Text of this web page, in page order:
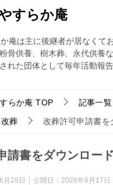
すらか庵
庵は主に後継者が居なくて
骨供養、樹木葬、永代供養
れた団体として毎年活動報
らか庵 TOP
記事一覧
改葬 改葬許可申請書を
請書をダウンロー
月29日 公開日： 2026年6月17日